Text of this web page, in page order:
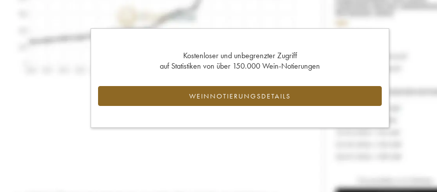
Kostenloser und unbegrenzter Zugriff
auf Statistiken von über 150.000 Wein-Notierungen
WEINNOTIERUNGSDETAILS